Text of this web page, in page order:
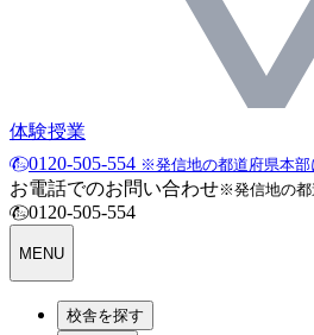
体験授業
0120-505-554 ※発信地の都道府県本部
お電話でのお問い合わせ※発信地の都
0120-505-554
MENU
校舎を探す